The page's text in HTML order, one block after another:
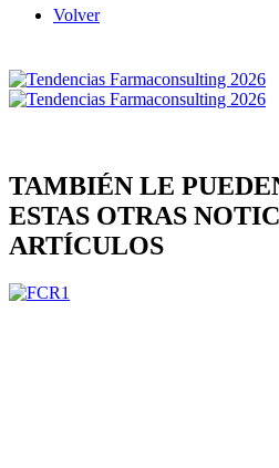
Volver
TAMBIÉN LE
ESTAS OTRAS
ARTÍCULOS